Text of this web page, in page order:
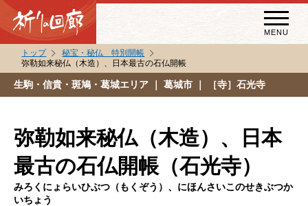
MENU
秘宝・秘仏特別開帳
祈りの回廊コラム
トップ
秘宝・秘仏 特別開帳
弥勒如来秘仏（木造）、日本最古の石仏開帳
生駒・信貴・斑鳩・葛城エリア ｜ 葛城市 ｜ ［寺］石光寺
弥勒如来秘仏（木造）、日本
最古の石仏開帳（石光寺）
みろくにょらいひぶつ（もくぞう）、にほんさいこのせきぶつか
いちょう